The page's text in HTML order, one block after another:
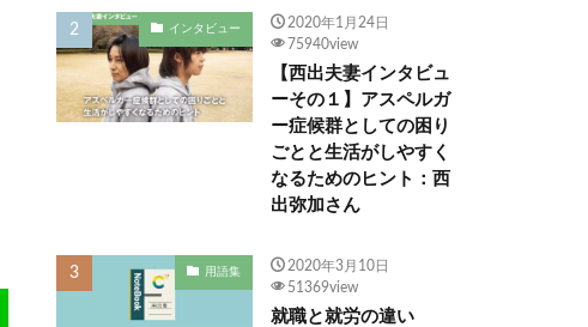
インタビュー
2020年1月24日
75940view
【西出夫妻インタビュ
ーその１】アスペルガ
ー症候群としての困り
ごとと生活がしやすく
なるためのヒント：西
出弥加さん
用語集
2020年3月10日
51369view
就職と就労の違い